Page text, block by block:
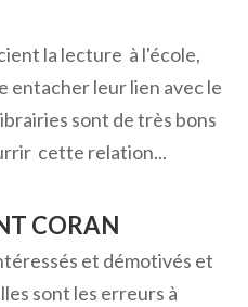
la lecture à l'école,
entacher leur lien avec le
sont de très bons
cette relation...
CORAN
et démotivés et
sont les erreurs à